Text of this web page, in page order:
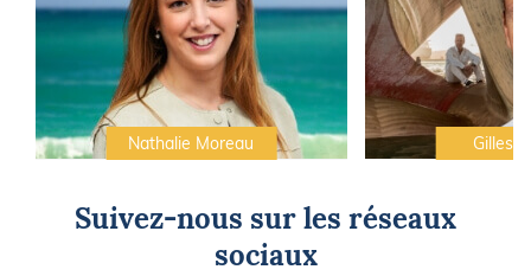
Nathalie Moreau Gilles
Suivez-nous sur les réseaux
sociaux